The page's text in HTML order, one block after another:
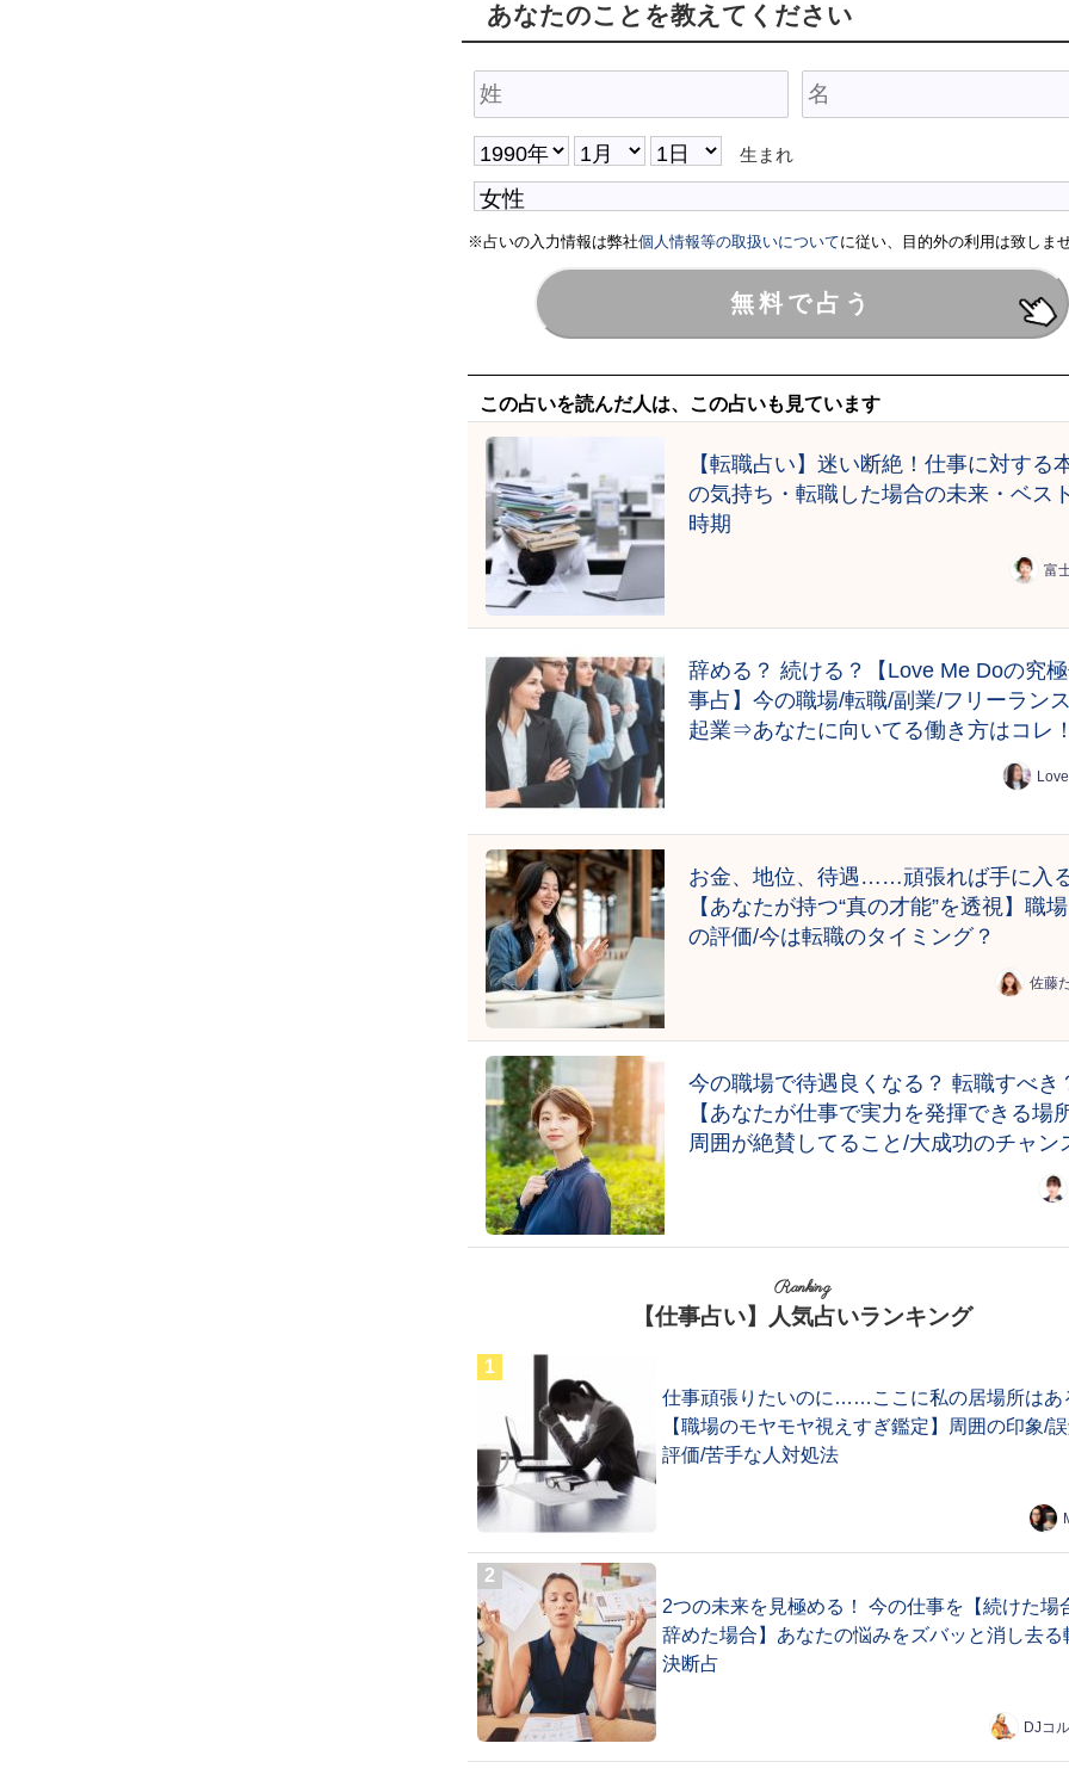
あなたのことを教えてください
生まれ
※占いの入力情報は弊社個人情報等の取扱いについてに従い、目的外の利用は致しま
この占いを読んだ人は、この占いも見ています
【転職占い】迷い断絶！仕事に対する
の気持ち・転職した場合の未来・ベス
時期
富
辞める？ 続ける？【Love Me Doの究
事占】今の職場/転職/副業/フリーラン
起業⇒あなたに向いてる働き方はコレ
お金、地位、待遇……頑張れば手に入
【あなたが持つ“真の才能”を透視】職
の評価/今は転職のタイミング？
佐藤
今の職場で待遇良くなる？ 転職すべき
【あなたが仕事で実力を発揮できる場
周囲が絶賛してること/大成功のチャン
Ranking
【仕事占い】人気占いランキング
仕事頑張りたいのに……ここに私の居場所はあ
【職場のモヤモヤ視えすぎ鑑定】周囲の印象/
評価/苦手な人対処法
2つの未来を見極める！ 今の仕事を【続けた場
辞めた場合】あなたの悩みをズバッと消し去る
決断占
DJコ